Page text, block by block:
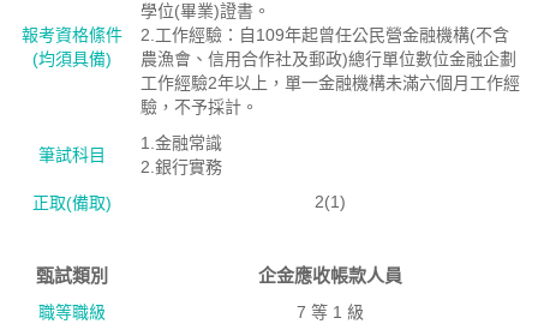
報考資格絛件
(均須具備)
學位(畢業)證書。
2.工作經驗：自109年起曾任公民營金融機構(不含
農漁會、信用合作社及郵政)總行單位數位金融企劃
工作經驗2年以上，單一金融機構未滿六個月工作經
驗，不予採計。
筆試科目
1.金融常識
2.銀行實務
正取(備取)
2(1)
甄試類別 企金應收帳款人員
職等職級
7 等 1 級